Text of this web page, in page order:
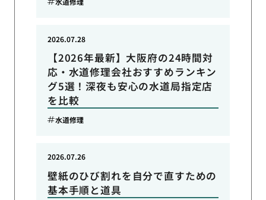
【2026年最新】大阪府の24時間対
応・水道修理会社おすすめランキン
グ5選！深夜も安心の水道局指定店
を比較
2026.07.28
水道修理
壁紙のひび割れを自分で直すための
基本手順と道具
2026.07.26